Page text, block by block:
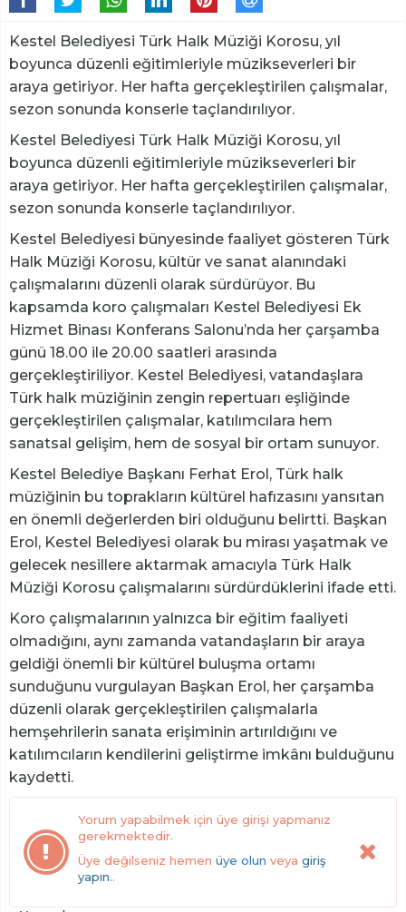
Kestel Belediyesi Türk Halk Müziği Korosu, yıl
boyunca düzenli eğitimleriyle müzikseverleri bir
araya getiriyor. Her hafta gerçekleştirilen çalışmalar,
sezon sonunda konserle taçlandırılıyor.
Kestel Belediyesi Türk Halk Müziği Korosu, yıl
boyunca düzenli eğitimleriyle müzikseverleri bir
araya getiriyor. Her hafta gerçekleştirilen çalışmalar,
sezon sonunda konserle taçlandırılıyor.
Kestel Belediyesi bünyesinde faaliyet gösteren Türk
Halk Müziği Korosu, kültür ve sanat alanındaki
çalışmalarını düzenli olarak sürdürüyor. Bu
kapsamda koro çalışmaları Kestel Belediyesi Ek
Hizmet Binası Konferans Salonu’nda her çarşamba
günü 18.00 ile 20.00 saatleri arasında
gerçekleştiriliyor. Kestel Belediyesi, vatandaşlara
Türk halk müziğinin zengin repertuarı eşliğinde
gerçekleştirilen çalışmalar, katılımcılara hem
sanatsal gelişim, hem de sosyal bir ortam sunuyor.
Kestel Belediye Başkanı Ferhat Erol, Türk halk
müziğinin bu toprakların kültürel hafızasını yansıtan
en önemli değerlerden biri olduğunu belirtti. Başkan
Erol, Kestel Belediyesi olarak bu mirası yaşatmak ve
gelecek nesillere aktarmak amacıyla Türk Halk
Müziği Korosu çalışmalarını sürdürdüklerini ifade etti.
Koro çalışmalarının yalnızca bir eğitim faaliyeti
olmadığını, aynı zamanda vatandaşların bir araya
geldiği önemli bir kültürel buluşma ortamı
sunduğunu vurgulayan Başkan Erol, her çarşamba
düzenli olarak gerçekleştirilen çalışmalarla
hemşehrilerin sanata erişiminin artırıldığını ve
katılımcıların kendilerini geliştirme imkânı bulduğunu
kaydetti.
Yorum yapabilmek için üye girişi yapmanız
gerekmektedir.
Üye değilseniz hemen üye olun veya giriş
yapın..